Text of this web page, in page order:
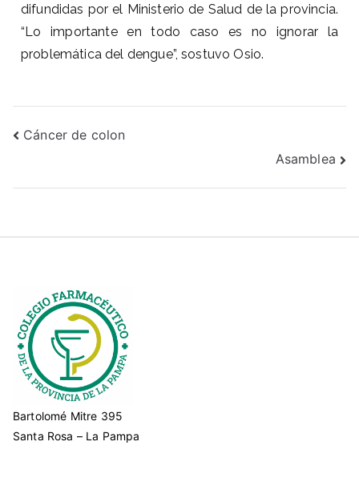
difundidas por el Ministerio de Salud de la provincia.
“Lo importante en todo caso es no ignorar la
problemática del dengue”, sostuvo Osio.
Cáncer de colon
Asamblea
Bartolomé Mitre 395
Santa Rosa – La Pampa